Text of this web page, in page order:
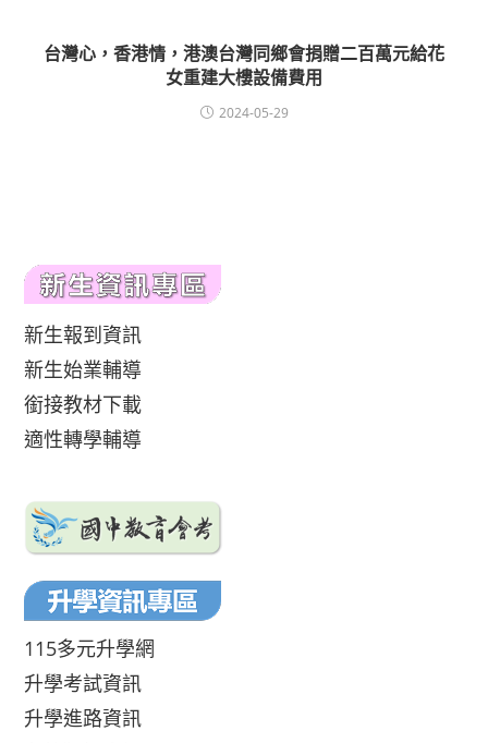
台灣心，香港情，港澳台灣同鄉會捐贈二百萬元給花
女重建大樓設備費用
2024-05-29
新生報到資訊
新生始業輔導
銜接教材下載
適性轉學輔導
115多元升學網
升學考試資訊
升學進路資訊